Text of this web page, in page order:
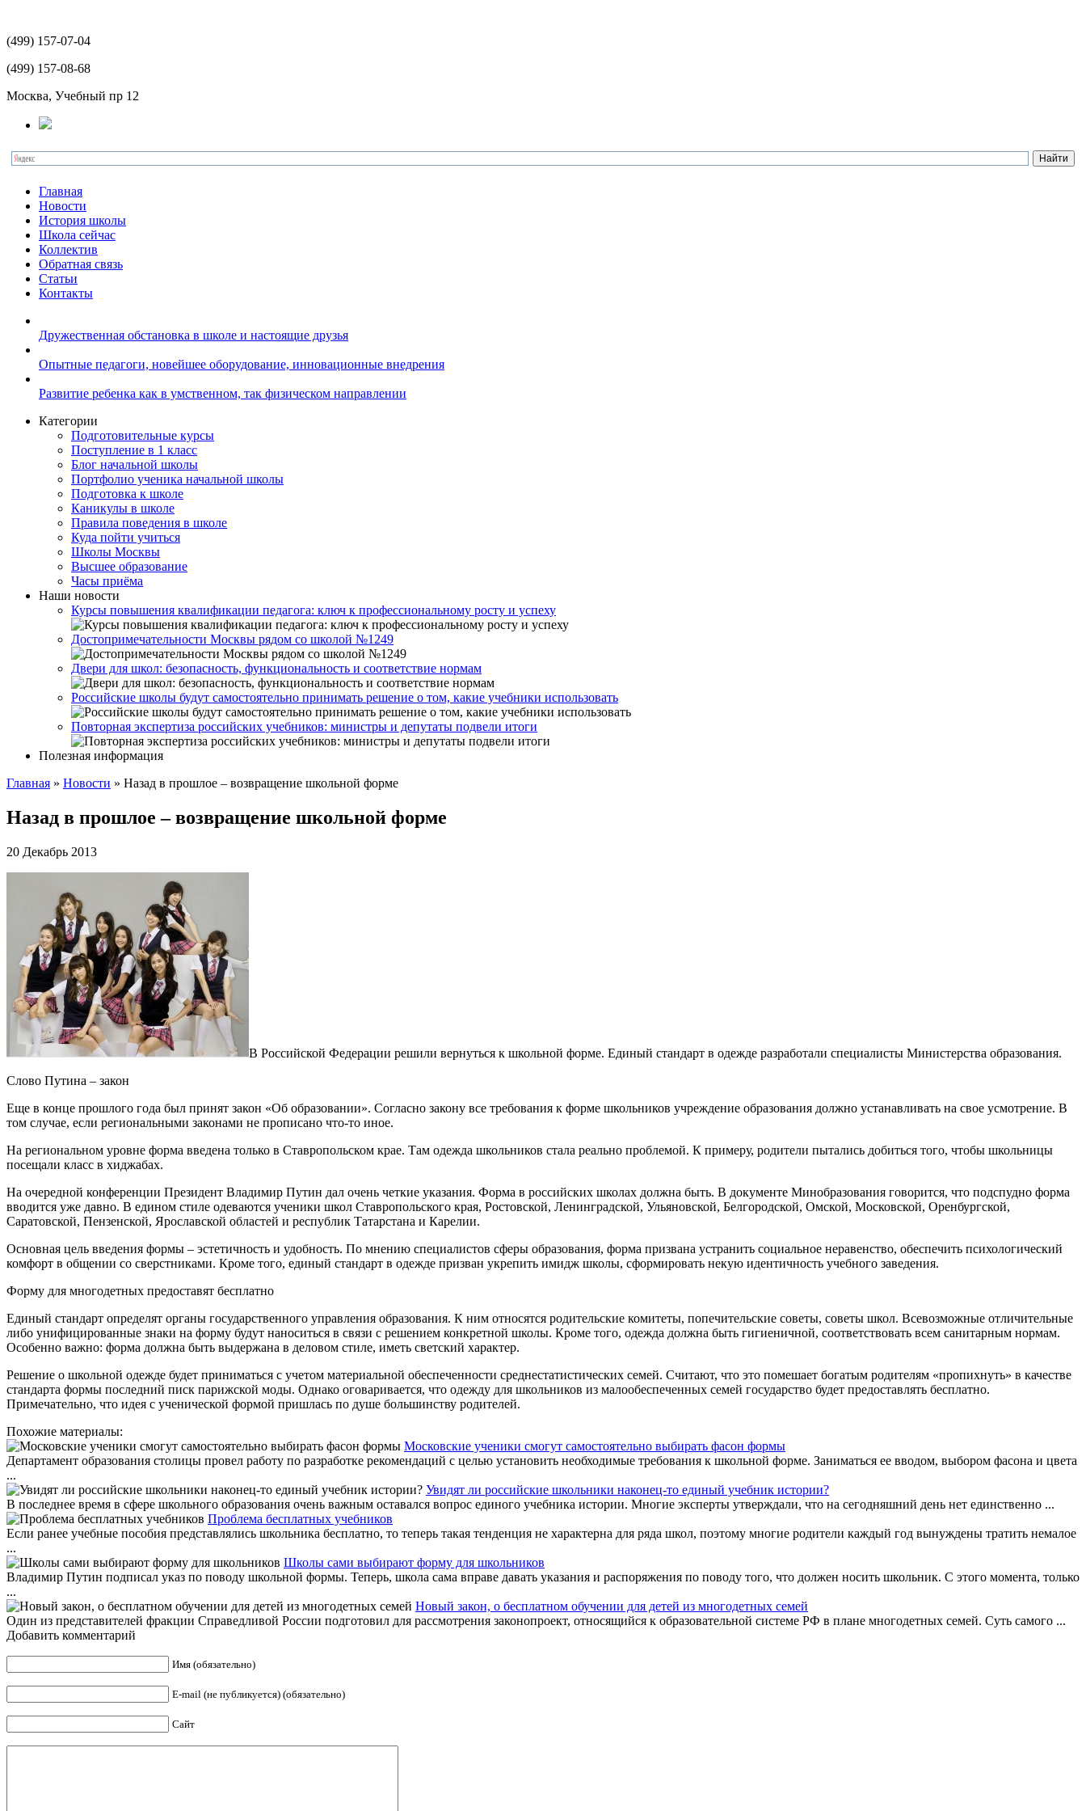
(499) 157-07-04
(499) 157-08-68
Москва, Учебный пр 12
Главная
Новости
История школы
Школа сейчас
Коллектив
Обратная связь
Статьи
Контакты
Дружественная обстановка в школе и настоящие друзья
Опытные педагоги, новейшее оборудование, инновационные внедрения
Развитие ребенка как в умственном, так физическом направлении
Категории
Подготовительные курсы
Поступление в 1 класс
Блог начальной школы
Портфолио ученика начальной школы
Подготовка к школе
Каникулы в школе
Правила поведения в школе
Куда пойти учиться
Школы Москвы
Высшее образование
Часы приёма
Наши новости
Курсы повышения квалификации педагога: ключ к профессиональному росту и успеху
Достопримечательности Москвы рядом со школой №1249
Двери для школ: безопасность, функциональность и соответствие нормам
Российские школы будут самостоятельно принимать решение о том, какие учебники использовать
Повторная экспертиза российских учебников: министры и депутаты подвели итоги
Полезная информация
Главная » Новости » Назад в прошлое – возвращение школьной форме
Назад в прошлое – возвращение школьной форме
20 Декабрь 2013
В Российской Федерации решили вернуться к школьной форме. Единый стандарт в одежде разработали специалисты Министерства образования.
Слово Путина – закон
Еще в конце прошлого года был принят закон «Об образовании». Согласно закону все требования к форме школьников учреждение образования должно устанавливать на свое усмотрение. В
том случае, если региональными законами не прописано что-то иное.
На региональном уровне форма введена только в Ставропольском крае. Там одежда школьников стала реально проблемой. К примеру, родители пытались добиться того, чтобы школьницы
посещали класс в хиджабах.
На очередной конференции Президент Владимир Путин дал очень четкие указания. Форма в российских школах должна быть. В документе Минобразования говорится, что подспудно форма
вводится уже давно. В едином стиле одеваются ученики школ Ставропольского края, Ростовской, Ленинградской, Ульяновской, Белгородской, Омской, Московской, Оренбургской,
Саратовской, Пензенской, Ярославской областей и республик Татарстана и Карелии.
Основная цель введения формы – эстетичность и удобность. По мнению специалистов сферы образования, форма призвана устранить социальное неравенство, обеспечить психологический
комфорт в общении со сверстниками. Кроме того, единый стандарт в одежде призван укрепить имидж школы, сформировать некую идентичность учебного заведения.
Форму для многодетных предоставят бесплатно
Единый стандарт определят органы государственного управления образования. К ним относятся родительские комитеты, попечительские советы, советы школ. Всевозможные отличительные
либо унифицированные знаки на форму будут наноситься в связи с решением конкретной школы. Кроме того, одежда должна быть гигиеничной, соответствовать всем санитарным нормам.
Особенно важно: форма должна быть выдержана в деловом стиле, иметь светский характер.
Решение о школьной одежде будет приниматься с учетом материальной обеспеченности среднестатистических семей. Считают, что это помешает богатым родителям «пропихнуть» в качестве
стандарта формы последний писк парижской моды. Однако оговаривается, что одежду для школьников из малообеспеченных семей государство будет предоставлять бесплатно.
Примечательно, что идея с ученической формой пришлась по душе большинству родителей.
Похожие материалы:
Московские ученики смогут самостоятельно выбирать фасон формы
Департамент образования столицы провел работу по разработке рекомендаций с целью установить необходимые требования к школьной форме. Заниматься ее вводом, выбором фасона и цвета
...
Увидят ли российские школьники наконец-то единый учебник истории?
В последнее время в сфере школьного образования очень важным оставался вопрос единого учебника истории. Многие эксперты утверждали, что на сегодняшний день нет единственно ...
Проблема бесплатных учебников
Если ранее учебные пособия представлялись школьника бесплатно, то теперь такая тенденция не характерна для ряда школ, поэтому многие родители каждый год вынуждены тратить немалое
...
Школы сами выбирают форму для школьников
Владимир Путин подписал указ по поводу школьной формы. Теперь, школа сама вправе давать указания и распоряжения по поводу того, что должен носить школьник. С этого момента, только
...
Новый закон, о бесплатном обучении для детей из многодетных семей
Один из представителей фракции Справедливой России подготовил для рассмотрения законопроект, относящийся к образовательной системе РФ в плане многодетных семей. Суть самого ...
Добавить комментарий
Имя (обязательно)
E-mail (не публикуется) (обязательно)
Сайт